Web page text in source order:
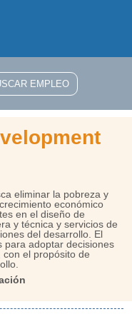
eliminar la pobreza y
económico
en el diseño de
y técnica y servicios de
del desarrollo. El
para adoptar decisiones
el propósito de